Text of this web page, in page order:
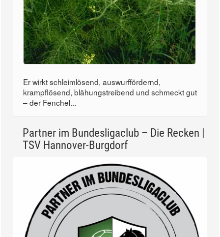
Er wirkt schleimlösend, auswurffördernd,
krampflösend, blähungstreibend und schmeckt gut
– der Fenchel...
Partner im Bundesligaclub – Die Recken |
TSV Hannover-Burgdorf